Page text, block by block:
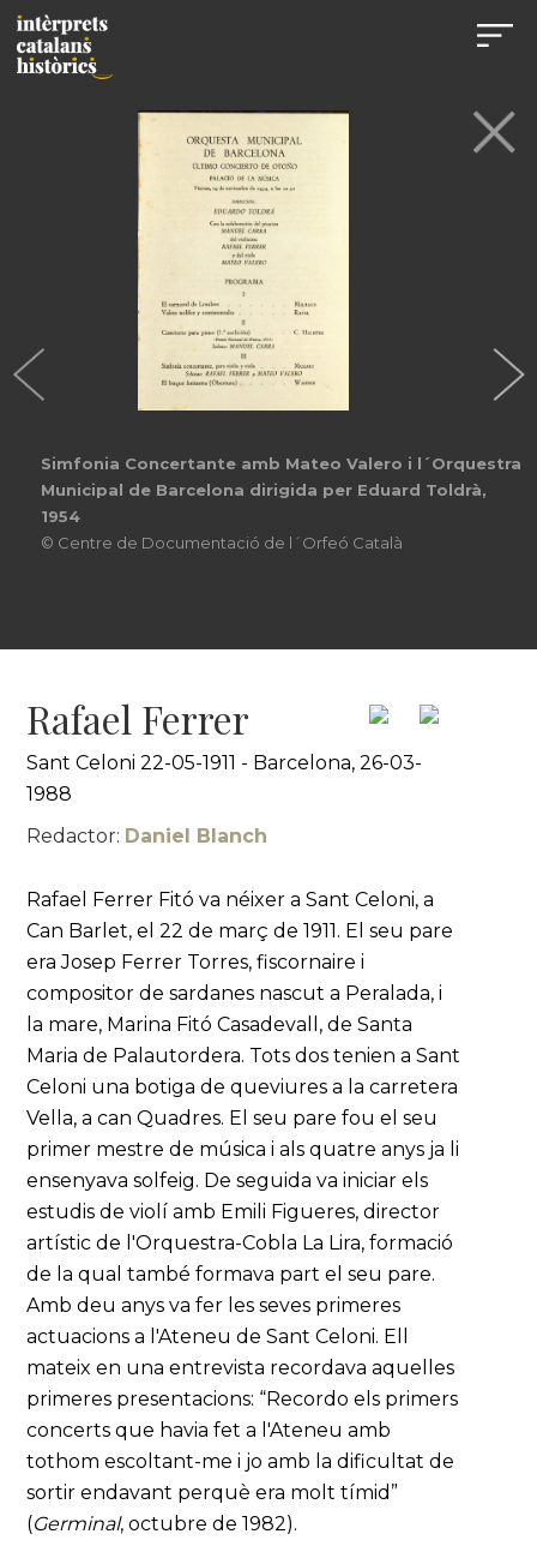
Simfonia Concertante amb Mateo Valero i l´Orquestra
Municipal de Barcelona dirigida per Eduard Toldrà,
1954
© Centre de Documentació de l´Orfeó Català
Rafael Ferrer
Sant Celoni 22-05-1911 - Barcelona, 26-03-
1988
Redactor: Daniel Blanch
Rafael Ferrer Fitó va néixer a Sant Celoni, a
Can Barlet, el 22 de març de 1911. El seu pare
era Josep Ferrer Torres, fiscornaire i
compositor de sardanes nascut a Peralada, i
la mare, Marina Fitó Casadevall, de Santa
Maria de Palautordera. Tots dos tenien a Sant
Celoni una botiga de queviures a la carretera
Vella, a can Quadres. El seu pare fou el seu
primer mestre de música i als quatre anys ja li
ensenyava solfeig. De seguida va iniciar els
estudis de violí amb Emili Figueres, director
artístic de l'Orquestra-Cobla La Lira, formació
de la qual també formava part el seu pare.
Amb deu anys va fer les seves primeres
actuacions a l'Ateneu de Sant Celoni. Ell
mateix en una entrevista recordava aquelles
primeres presentacions: “Recordo els primers
concerts que havia fet a l'Ateneu amb
tothom escoltant-me i jo amb la dificultat de
sortir endavant perquè era molt tímid”
(Germinal, octubre de 1982).